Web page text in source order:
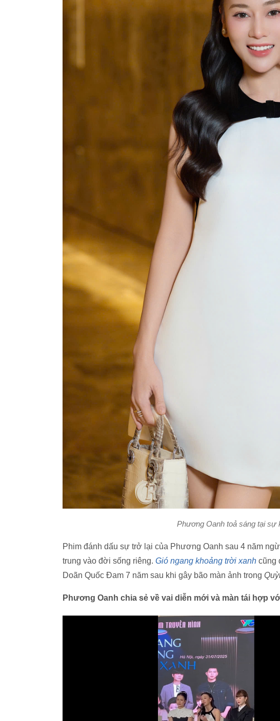
Phương Oanh toả sáng tại sự
Phim đánh dấu sự trở lại của Phương Oanh sau 4 năm
trung vào đời sống riêng. Gió ngang khoảng trời xanh cũng
Doãn Quốc Đam 7 năm sau khi gây bão màn ảnh trong
Phương Oanh chia sẻ về vai diễn mới và màn tái hợp